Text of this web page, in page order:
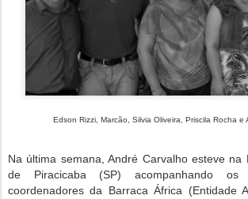
Edson Rizzi, Marcão, Silvia Oliveira, Priscila Rocha e
Na última semana, André Carvalho esteve na
de Piracicaba (SP) acompanhando os
coordenadores da Barraca África (Entidade